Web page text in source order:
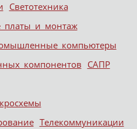
Светотехника
платы и монтаж
компьютеры
компонентов САПР
Телекоммуникации